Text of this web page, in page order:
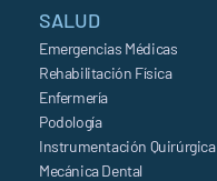
SALUD
Emergencias Médicas
Rehabilitación Física
Enfermería
Podología
Instrumentación Quirúrgica
Mecánica Dental